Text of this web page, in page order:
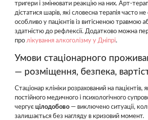
тригери і змінювати реакцію на них. Арт-
дістатися шарів, які словесна терапія часто
особливо у пацієнтів із витісненою травмою
здатністю до рефлексії. Додатково можна
про лікування алкоголізму у Дніпрі.
Умови стаціонарного
— розміщення, безпека,
Стаціонар клініки розрахований на пацієнтів,
постійного медичного і психологічного
чергує цілодобово — виключено ситуації,
залишається без нагляду в кризовий момент.